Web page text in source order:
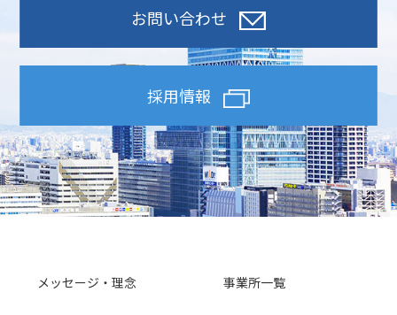
お問い合わせ
採用情報
メッセージ・理念 事業所一覧